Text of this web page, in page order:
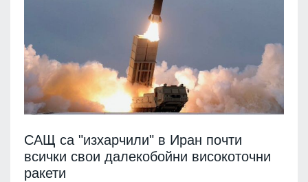
САЩ са "изхарчили" в Иран почти
всички свои далекобойни високоточни
ракети